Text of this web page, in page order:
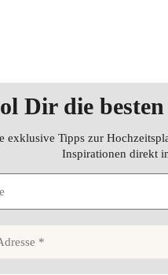
Dir die
exklusive Tipps zur
Inspirationen direkt